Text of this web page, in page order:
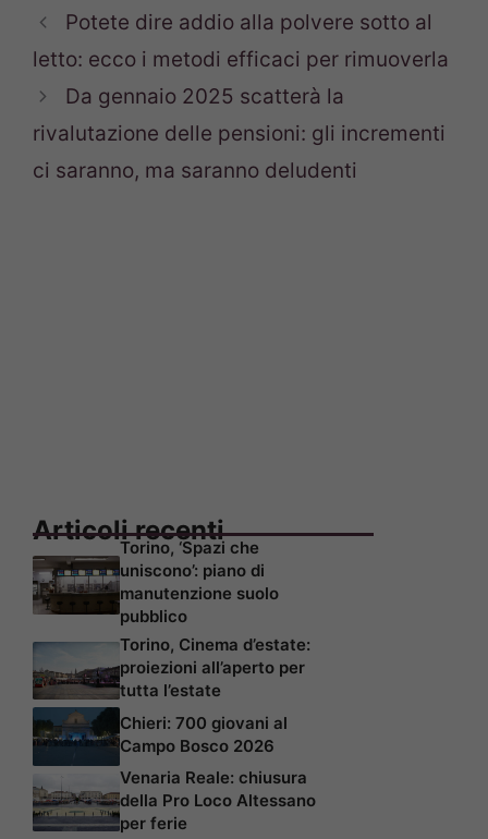
Potete dire addio alla polvere sotto al
letto: ecco i metodi efficaci per rimuoverla
Da gennaio 2025 scatterà la
rivalutazione delle pensioni: gli incrementi
ci saranno, ma saranno deludenti
Articoli recenti
Torino, ‘Spazi che
uniscono’: piano di
manutenzione suolo
pubblico
Torino, Cinema d’estate:
proiezioni all’aperto per
tutta l’estate
Chieri: 700 giovani al
Campo Bosco 2026
Venaria Reale: chiusura
della Pro Loco Altessano
per ferie